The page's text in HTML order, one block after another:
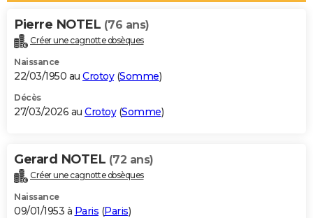
Alimentation
Guide de la santé
Maladies
Médicaments
Sommeil
VOYAGE
Destinations
City break
Voyage nature
Voyage de noces
Forum
Climat
+PHOTO
GUIDES D'ACHAT
BONS PLANS
Carte de Noël
Carte Bonne année
Carte Saint-Valentin
Carte Pâques
Carte d'anniversaire
DICTIONNAIRE
Dictionnaire
Biographies
Citations
Expressions
Proverbes
PROGRAMME TV
Pierre NOTEL (76 ans)
Créer une cagnotte obsèques
Naissance
22/03/1950 au Crotoy(Somme)
Décès
27/03/2026 au Crotoy(Somme)
Gerard NOTEL (72 ans)
Créer une cagnotte obsèques
Naissance
09/01/1953 à Paris (Paris)